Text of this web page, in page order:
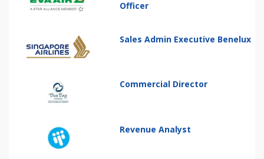
Officer
Sales Admin Executive Benelux
Commercial Director
Revenue Analyst